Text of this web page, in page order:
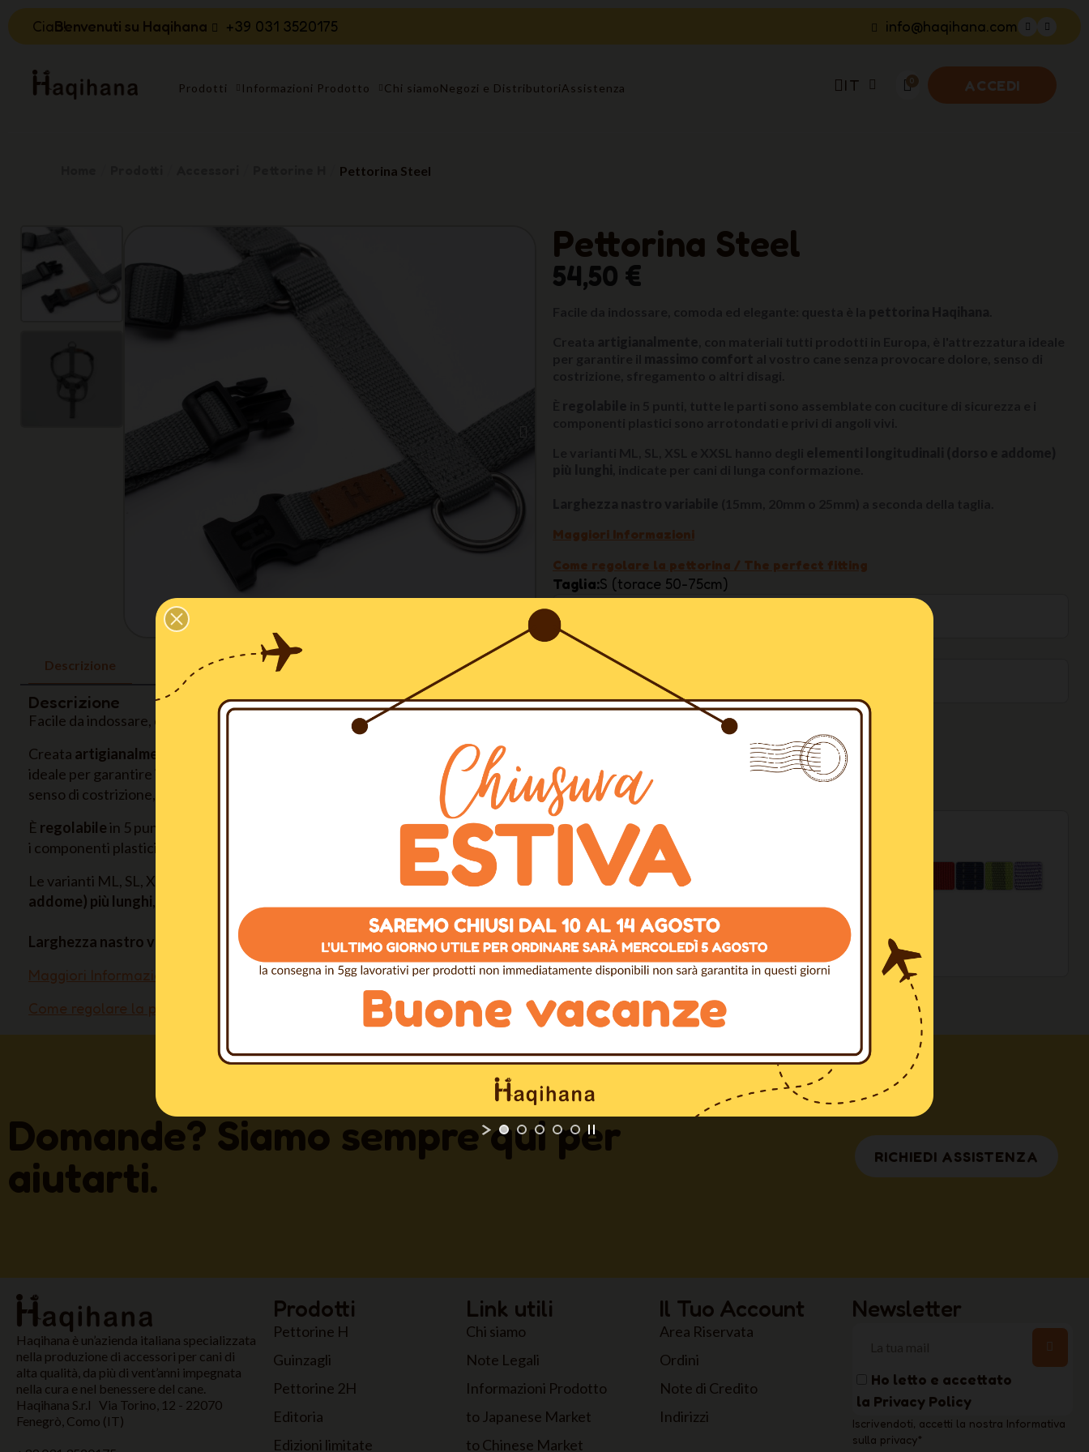
Ciao!Benvenuti su Haqihana +39 031 3520175 info@haqihana.com
Prodotti Informazioni Prodotto Chi siamoNegozi e DistributoriAssistenza IT ACCEDI
Pettorina Steel
Descrizione
Descrizione
Facile da indossare, comoda ed elegante: questa è lapettorina Haqihana
Creata artigianalmente
, con materiali tutti prodotti in Europa, è l'attrezzatura
ideale per garantire il
al vostro cane senza provocare dolore,
senso di costrizione, sfregamento o altri disagi.
È regolabile in 5 punti, tutte le parti sono assemblate con cuciture di sicurezza e
i componenti plastici sono arrotondati e privi di angoli vivi.
Le varianti ML, SL, XSL e XXSL hanno degli
elementi longitudinali (dorso e
addome) più lunghi, indicate per cani di lunga conformazione.
Larghezza nastro variabile
(15mm, 20mm o 25mm) a seconda della taglia.
Maggiori Informazioni
Come regolare la pettorina / The perfect fitting
Pettorina Steel
54,50 €
Maggiori Informazioni
Come regolare la pettorina / The perfect fitting
Taglia S (torace 50-75cm)
Larghezza del nastro
ColoreSteel
Altri Colori Disponibili
100% Pagamenti Sicuri
Realizzato artigianalmente da Professionisti
Domande? Siamo sempre qui per
aiutarti.
RICHIEDI ASSISTENZA
Haqihana è un’azienda italiana specializzata
nella produzione di accessori per cani di
alta qualità, da più di vent’anni impegnata
nella cura e nel benessere del cane.
Haqihana S.r.l Via Torino, 12 - 22070
Fenegrò, Como (IT)
Prodotti
Pettorine H
Guinzagli
Pettorine 2H
Editoria
Edizioni limitate
Link utili
Chi siamo
Note Legali
Informazioni Prodotto
to Japanese Market
to Chinese Market
Il Tuo Account
Area Riservata
Ordini
Note di Credito
Indirizzi
Newsletter
Ho letto e accettato
la Privacy Policy
Iscrivendoti, accetti la nostra Informativa
sulla privacy*